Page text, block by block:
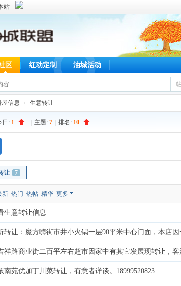
站
区 红动定制 油城活动
屋信息 › 生意转让
日: 1 主题: 7 排名: 10
让 7
新 热门 热帖 精华 更多
生意转让信息
转让：魔方嗨街市井小火锅一层90平米中心门面，本店
祥路商业街二百平左右超市因家中有其它发展现转让，
南苑优加丁川菜转让，有意者详谈。18999520823 ...